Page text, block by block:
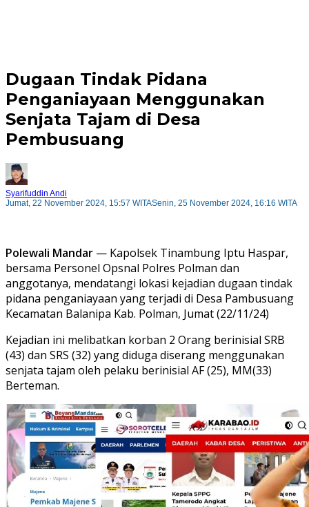
Dugaan Tindak Pidana
Penganiayaan Menggunakan
Senjata Tajam di Desa
Pembusuang
Syarifuddin Andi
Jumat, 22 November 2024, 15:57 WITASenin, 25 November 2024, 16:16 WITA
Polewali Mandar — Kapolsek Tinambung Iptu Haspar,
bersama Personel Opsnal Polres Polman dan
anggotanya, mendatangi lokasi kejadian dugaan tindak
pidana penganiayaan yang terjadi di Desa Pambusuang
Kecamatan Balanipa Kab. Polman, Jumat (22/11/24)
Kejadian ini melibatkan korban 2 Orang berinisial SRB
(43) dan SRS (32) yang diduga diserang menggunakan
senjata tajam oleh pelaku berinisial AF (25), MM(33)
Berteman.